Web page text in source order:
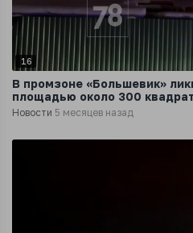
16
В промзоне «Большевик»
площадью около 300
Новости 5 месяцев назад